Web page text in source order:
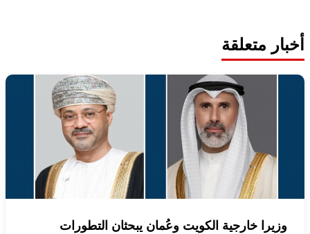
أخبار متعلقة
وزيرا خارجية الكويت وعُمان يبحثان التطورات